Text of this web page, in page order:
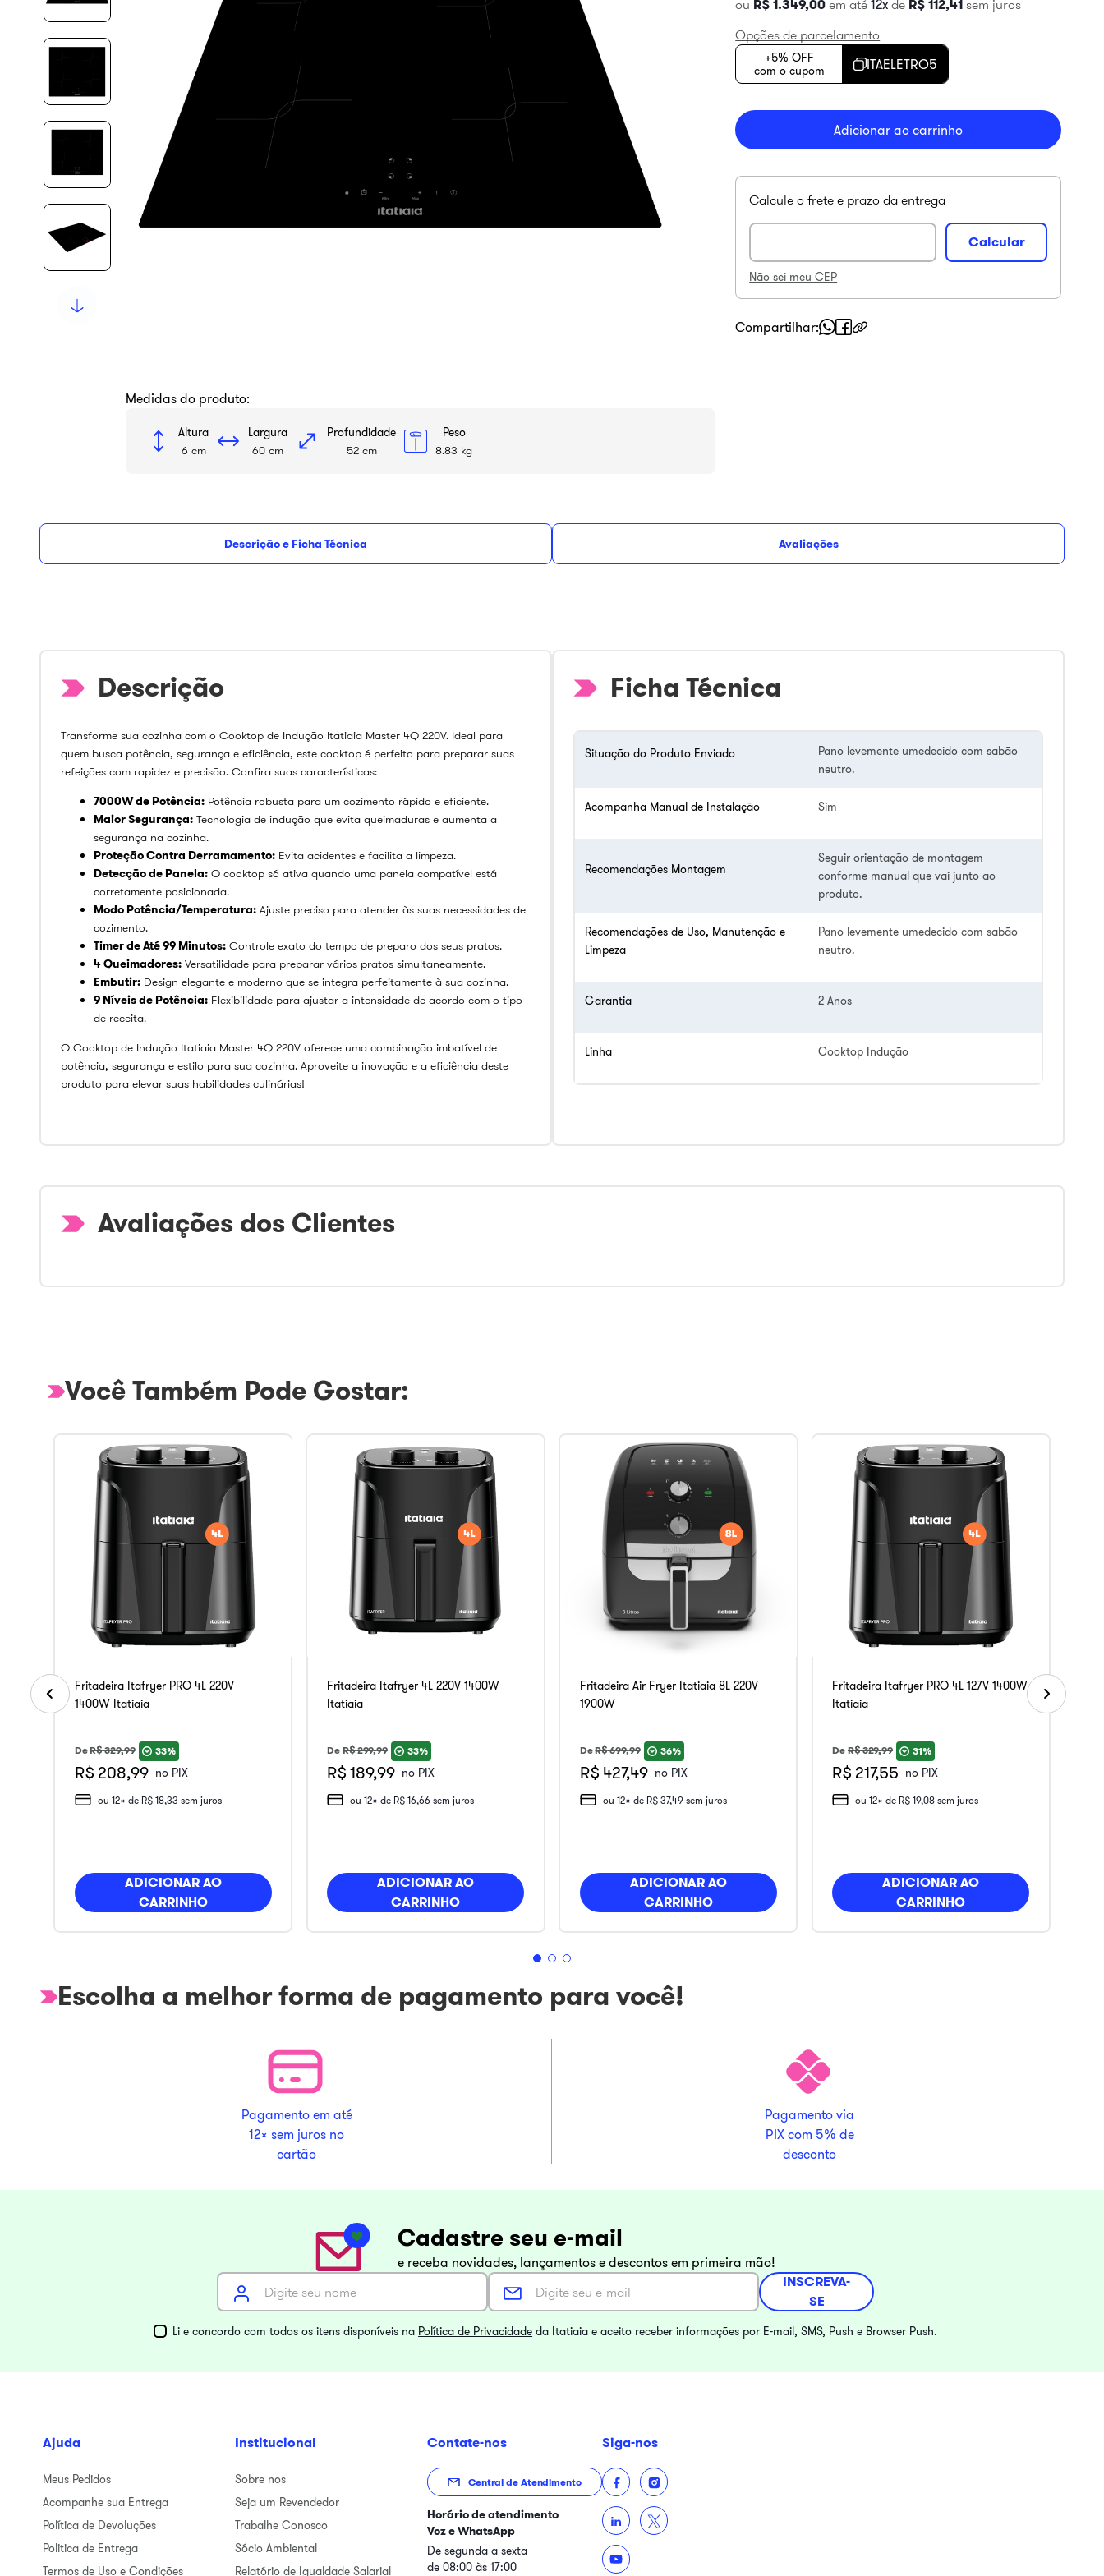
Medidas do produto:
Altura
6 cm
Largura
60 cm
Profundidade
52 cm
Peso
8.83 kg
ou R$ 1.349,00 em até12 de R$ 112,41 sem juros
Opções de parcelamento
+5% OFF
com o cupom
ITAELETRO5
Adicionar ao carrinho
Não sei meu CEP
Compartilhar
Descrição e Ficha Técnica Avaliações
Transforme sua cozinha com o Cooktop de Indução Itatiaia Master 4Q 220V. Ideal para
quem busca potência, segurança e eficiência, este cooktop é perfeito para preparar suas
refeições com rapidez e precisão. Confira suas características:
7000W de Potência: Potência robusta para um cozimento rápido e eficiente.
Maior Segurança: Tecnologia de indução que evita queimaduras e aumenta a
segurança na cozinha.
Proteção Contra Derramamento: Evita acidentes e facilita a limpeza.
Detecção de Panela: O cooktop só ativa quando uma panela compatível está
corretamente posicionada.
Modo Potência/Temperatura: Ajuste preciso para atender às suas necessidades de
cozimento.
Timer de Até 99 Minutos: Controle exato do tempo de preparo dos seus pratos.
4 Queimadores: Versatilidade para preparar vários pratos simultaneamente.
Embutir: Design elegante e moderno que se integra perfeitamente à sua cozinha.
9 Níveis de Potência: Flexibilidade para ajustar a intensidade de acordo com o tipo
de receita.
O Cooktop de Indução Itatiaia Master 4Q 220V oferece uma combinação imbatível de
potência, segurança e estilo para sua cozinha. Aproveite a inovação e a eficiência deste
produto para elevar suas habilidades culinárias!
Ficha Técnica
Situação do Produto Enviado
Pano levemente umedecido com sabão
neutro.
Acompanha Manual de Instalação Sim
Recomendações Montagem
Seguir orientação de montagem
conforme manual que vai junto ao
produto.
Recomendações de Uso, Manutenção e
Limpeza
Pano levemente umedecido com sabão
neutro.
Garantia 2 Anos
Linha Cooktop Indução
Avaliações dos Clientes
Você Também Pode Gostar:
Fritadeira Itafryer PRO 4L 220V
1400W Itatiaia
DeR$329,99 33%
R$ 208,99 no PIX
ou 12x de R$ 18,33 sem juros
ADICIONAR AO
CARRINHO
Fritadeira Itafryer 4L 220V 1400W
Itatiaia
De R$299,99 33%
R$ 189,99 no PIX
ou12x de R$ 16,66 sem juros
ADICIONAR AO
CARRINHO
Fritadeira Air Fryer Itatiaia 8L 220V
1900W
DeR$699,99 36%
R$ 427,49 no PIX
ou 12x de R$ 37,49sem juros
ADICIONAR AO
CARRINHO
Fritadeira Itafryer PRO 4L 127V 1400W
Itatiaia
De R$329,99 31%
R$ 217,55 no PIX
ou12x de R$ 19,08 sem juros
ADICIONAR AO
CARRINHO
Escolha a melhor forma de pagamento para você!
Pagamento em até
12x sem juros no
cartão
Pagamento via
PIX com 5% de
desconto
Cadastre seu e-mail
e receba novidades, lançamentos e descontos em primeira mão!
INSCREVA-
SE
Li e concordo com todos os itens disponíveis na Política de Privacidade da Itatiaia e aceito receber informações por E-mail, SMS, Push e Browser Push.
Ajuda
Meus Pedidos
Acompanhe sua Entrega
Política de Devoluções
Politica de Entrega
Termos de Uso e Condições
Institucional
Sobre nos
Seja um Revendedor
Trabalhe Conosco
Sócio Ambiental
Relatório de Igualdade Salarial
Contate-nos
Central de Atendimento
Horário de atendimento
Voz e WhatsApp
De segunda a sexta
de 08:00 às 17:00
Siga-nos
aço